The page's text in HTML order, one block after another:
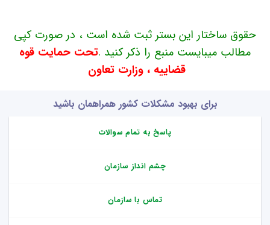
حقوق ساختار این بستر ثبت شده است ، در صورت کپی
مطالب میبایست منبع را ذکر کنید .تحت حمایت قوه
قضاییه ، وزارت تعاون
برای بهبود مشکلات کشور همراهمان باشید
پاسخ به تمام سوالات
چشم انداز سازمان
تماس با سازمان